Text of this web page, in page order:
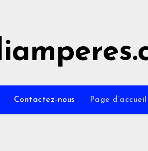
Contactez-nous Page d’accueil